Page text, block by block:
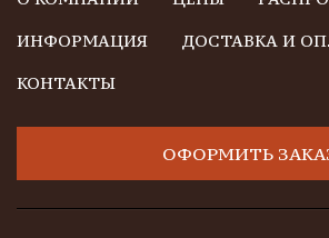
ИНФОРМАЦИЯ
ДОСТАВКА И
КОНТАКТЫ
ОФОРМИТЬ